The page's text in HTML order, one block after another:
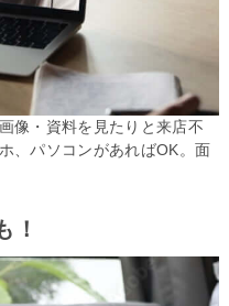
像・資料を見たりと来店不
、パソコンがあればOK。面
！